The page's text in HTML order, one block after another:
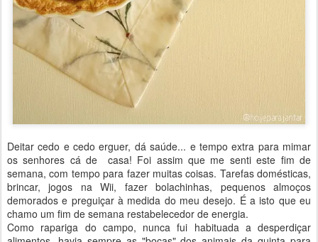
Deitar cedo e cedo erguer, dá saúde... e tempo extra para mimar
os senhores cá de casa! Foi assim que me senti este fim de
semana, com tempo para fazer muitas coisas. Tarefas domésticas,
brincar, jogos na Wii, fazer bolachinhas, pequenos almoços
demorados e preguiçar à medida do meu desejo. É a isto que eu
chamo um fim de semana restabelecedor de energia.
Como rapariga do campo, nunca fui habituada a desperdiçar